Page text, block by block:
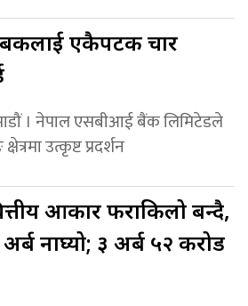
एकैपटक चार
। नेपाल एसबीआई बैंक लिमिटेडले
उत्कृष्ट प्रदर्शन
आकार फराकिलो बन्दै,
नाघ्यो; ३ अर्ब ५२ करोड